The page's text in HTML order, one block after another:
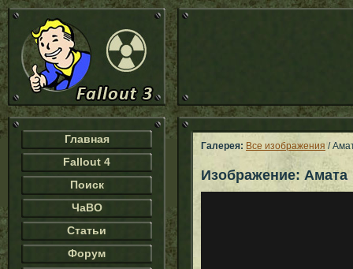
Главная
Fallout 4
Поиск
ЧаВО
Статьи
Форум
Галерея: Все изображения /
Изображение: Амата